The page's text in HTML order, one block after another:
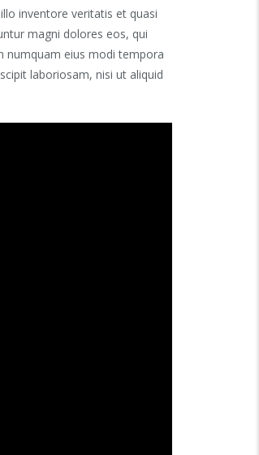
inventore veritatis et quasi
magni dolores eos, qui
numquam eius modi tempora
laboriosam, nisi ut aliquid